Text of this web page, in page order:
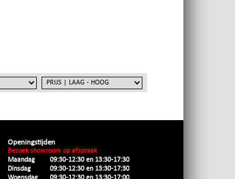
Openingstijden
Bezoek showroom op afspraak
Maandag
09:30-12:30 en 13:30-17:30
Dinsdag
09:30-12:30 en 13:30-17:30